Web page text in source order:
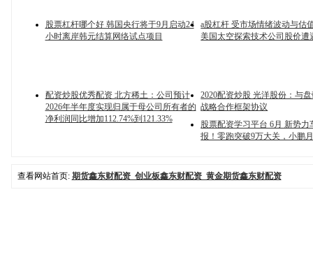
股票杠杆哪个好 韩国央行将于9月启动24
小时离岸韩元结算网络试点项目
a股杠杆 受市场情绪波动与估
美国太空探索技术公司股价遭
配资炒股优秀配资 北方稀土：公司预计
2026年半年度实现归属于母公司所有者的
净利润同比增加112.74%到121.33%
2020配资炒股 光洋股份：与
战略合作框架协议
股票配资学习平台 6月 新势力
报！零跑突破9万大关，小鹏
查看网站首页: 期货鑫东财配资_创业板鑫东财配资_黄金期货鑫东财配资